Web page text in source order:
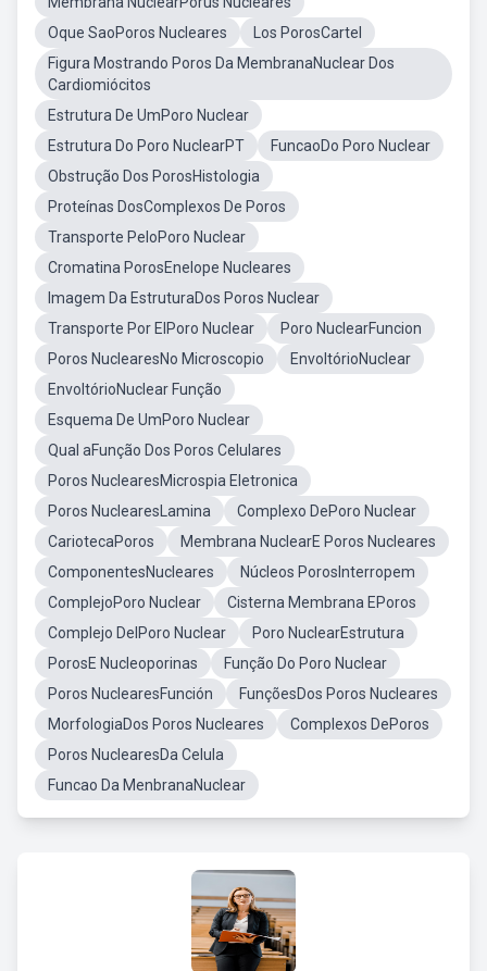
Oque SaoPoros Nucleares
Los PorosCartel
Figura Mostrando Poros Da MembranaNuclear Dos
Cardiomiócitos
Estrutura De UmPoro Nuclear
Estrutura Do Poro NuclearPT
FuncaoDo Poro Nuclear
Obstrução Dos PorosHistologia
Proteínas DosComplexos De Poros
Transporte PeloPoro Nuclear
Cromatina PorosEnelope Nucleares
Imagem Da EstruturaDos Poros Nuclear
Transporte Por ElPoro Nuclear
Poro NuclearFuncion
Poros NuclearesNo Microscopio
EnvoltórioNuclear
EnvoltórioNuclear Função
Esquema De UmPoro Nuclear
Qual aFunção Dos Poros Celulares
Poros NuclearesMicrospia Eletronica
Poros NuclearesLamina
Complexo DePoro Nuclear
CariotecaPoros
Membrana NuclearE Poros Nucleares
ComponentesNucleares
Núcleos PorosInterropem
ComplejoPoro Nuclear
Cisterna Membrana EPoros
Complejo DelPoro Nuclear
Poro NuclearEstrutura
PorosE Nucleoporinas
Função Do Poro Nuclear
Poros NuclearesFunción
FunçõesDos Poros Nucleares
MorfologiaDos Poros Nucleares
Complexos DePoros
Poros NuclearesDa Celula
Funcao Da MenbranaNuclear